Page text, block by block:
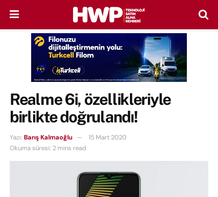
Realme 6i, özellikleriyle
birlikte doğrulandı!
Yazı: Barış Kalmaoğlu
15 Mart 2020
Okuma süresi: 2 mins read